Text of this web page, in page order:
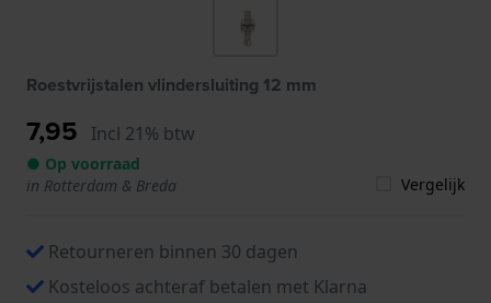
Roestvrijstalen vlindersluiting 12 mm
7,95 Incl 21% btw
● Op voorraad
in Rotterdam & Breda
Vergelijk
Retourneren binnen 30 dagen
Kosteloos achteraf betalen met Klarna